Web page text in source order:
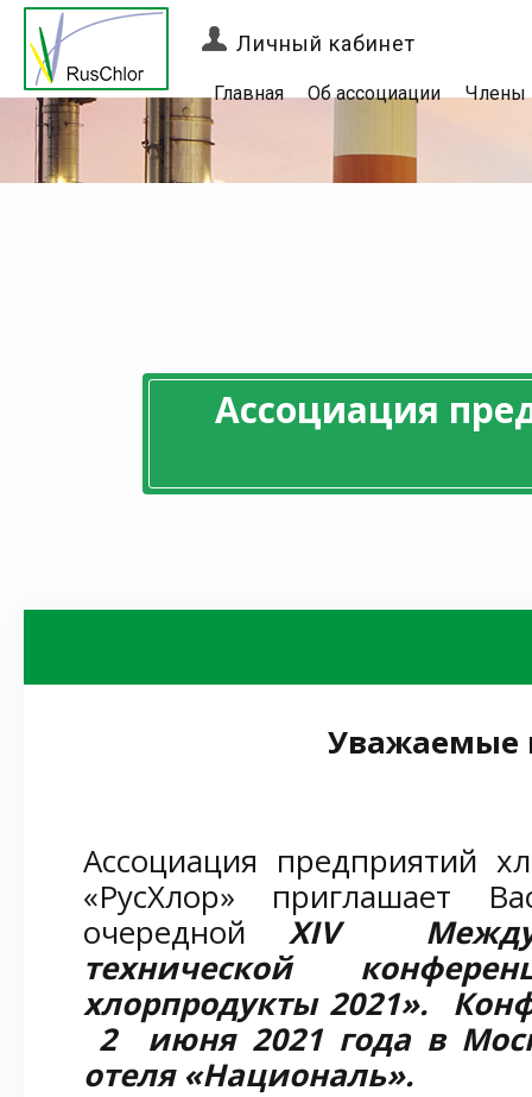
Личный кабинет
Главная Об ассоциации Члены
Ассоциация
Уважаемые
Ассоциация предприятий
«РусХлор» приглашает
очереднойХIV
технической
хлорпродукты 2021».
2 июня 2021 года в
отеля «Националь».